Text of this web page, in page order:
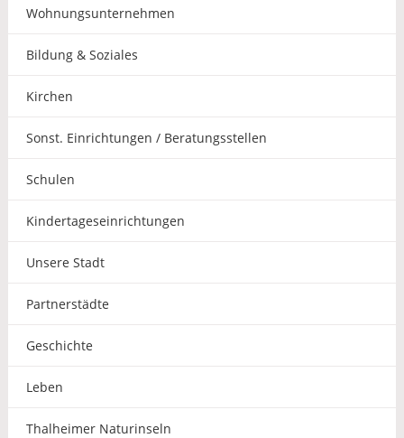
Wohnungsunternehmen
Bildung & Soziales
Kirchen
Sonst. Einrichtungen / Beratungsstellen
Schulen
Kindertageseinrichtungen
Unsere Stadt
Partnerstädte
Geschichte
Leben
Thalheimer Naturinseln